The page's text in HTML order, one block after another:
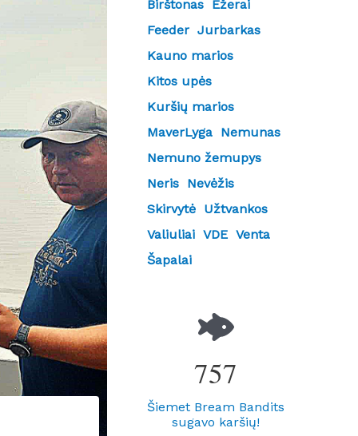
Birštonas Ežerai
Feeder Jurbarkas
Kauno marios
Kitos upės
Kuršių marios
MaverLyga Nemunas
Nemuno žemupys
Neris Nevėžis
Skirvytė Užtvankos
Valiuliai VDE Venta
Šapalai
757
Šiemet Bream Bandits
sugavo karšių!